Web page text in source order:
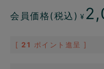
会員価格(税込) ¥
[ 21 ポイント進呈 ]